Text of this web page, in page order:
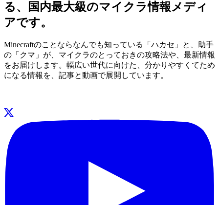
る、国内最大級のマイクラ情報メディ
アです。
Minecraftのことならなんでも知っている「ハカセ」と、助手
の「クマ」が、マイクラのとっておきの攻略法や、最新情報
をお届けします。幅広い世代に向けた、分かりやすくてため
になる情報を、記事と動画で展開しています。